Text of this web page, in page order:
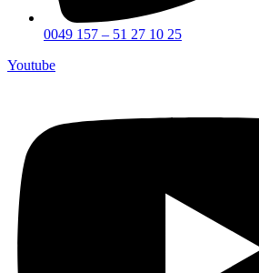
0049 157 – 51 27 10 25
Youtube